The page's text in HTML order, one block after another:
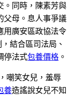
。同時，陳素芳與
父母。息人事爭議
用廣安區政協法令
結合區司法局、
停法式包養價格 。
嘲笑女兒，羞辱
養造謠說女兒不知